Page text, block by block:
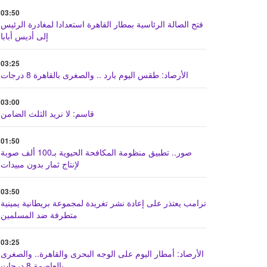
03:50
فتح الصالة الرئاسية بمطار القاهرة استعدادا لمغادرة الرئيس
إلى أديس أبابا
03:25
الأرصاد: طقس اليوم بارد .. والصغرى بالقاهرة 8 درجات
03:00
قاسم: لا نريد الثلث الضامن
01:50
صور.. تطبيق منظومة المكافحة الحيوية بـ100 ألف صوبة
لإنتاج ثمار بدون مبيدات
03:50
ترامب يعتذر على إعادة نشر تغريدة لمجموعة بريطانية يمينية
متطرفة ضد المسلمين
03:25
الأرصاد: أمطار اليوم على الوجه البحرى والقاهرة.. والصغرى